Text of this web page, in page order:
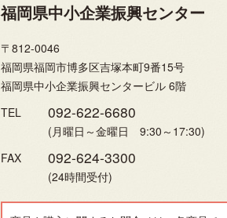
福岡県中小企業振興センター
〒812-0046
福岡県福岡市博多区吉塚本町9番15号
福岡県中小企業振興センタービル 6階
TEL
092-622-6680
(月曜日～金曜日 9:30～17:30)
FAX
092-624-3300
(24時間受付)